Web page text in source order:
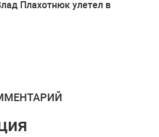
Плахотнюк улетел в